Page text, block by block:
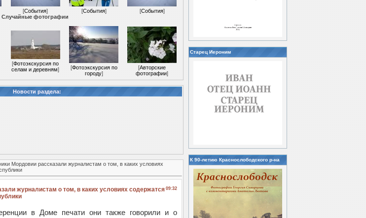
[События] [События] [События]
Случайные фотографии
[Фотоэкскурсия по
селам и деревням] [Фотоэкскурсия по
городу]
[Авторские
фотографии]
Новости раздела:
Мордовии рассказали журналистам о том, в каких условиях
09:32
журналистам о том, в каких условиях содержатся
в Доме печати они также говорили и о
Старец Иероним
К 90-летию Краснослободского р-на